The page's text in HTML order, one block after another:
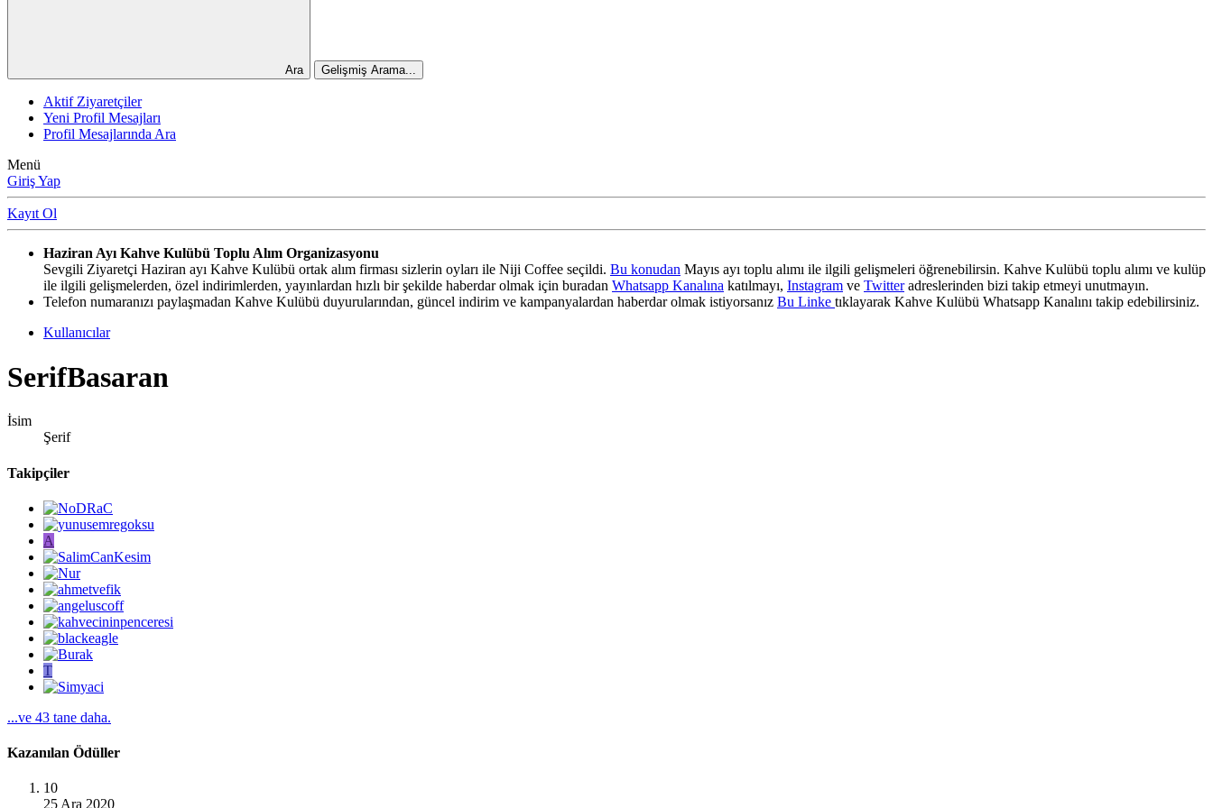
Ara Gelişmiş Arama...
Aktif Ziyaretçiler
Yeni Profil Mesajları
Profil Mesajlarında Ara
Menü
Giriş Yap
Kayıt Ol
Haziran Ayı Kahve Kulübü Toplu Alım Organizasyonu
Sevgili Ziyaretçi Haziran ayı Kahve Kulübü ortak alım firması sizlerin oyları ile Niji Coffee seçildi. Bu konudan Mayıs ayı toplu alımı ile ilgili gelişmeleri öğrenebilirsin. Kahve Kulübü toplu alımı ve kulüp
ile ilgili gelişmelerden, özel indirimlerden, yayınlardan hızlı bir şekilde haberdar olmak için buradan Whatsapp Kanalına katılmayı, Instagram ve Twitteradreslerinden bizi takip etmeyi unutmayın.
Telefon numaranızı paylaşmadan Kahve Kulübü duyurularından, güncel indirim ve kampanyalardan haberdar olmak istiyorsanız Bu Linke tıklayarak Kahve Kulübü Whatsapp Kanalını takip edebilirsiniz.
Kullanıcılar
SerifBasaran
İsim
Şerif
Takipçiler
A
T
...ve 43 tane daha.
Kazanılan Ödüller
10
25 Ara 2020